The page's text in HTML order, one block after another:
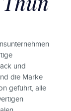
und
die Marke
geführt, alle